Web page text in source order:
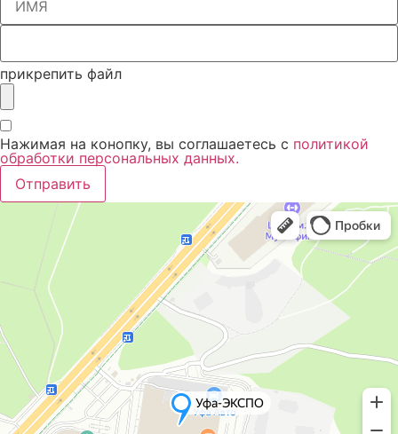
прикрепить файл
Нажимая на конопку, вы соглашаетесь с политикой
обработки персональных данных.
Отправить